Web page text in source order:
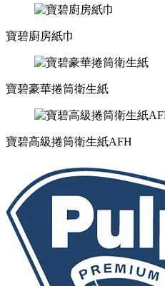
寶碧廚房紙巾
寶碧豪華捲筒衛生紙
寶碧高級捲筒衛生紙AFH